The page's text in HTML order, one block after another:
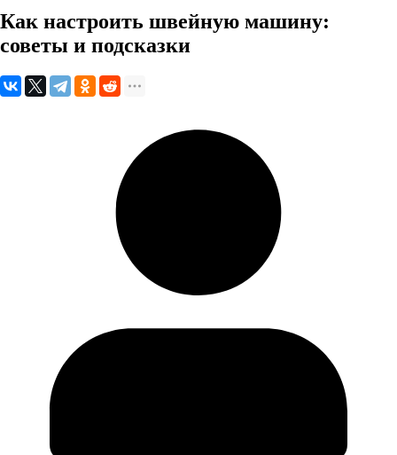
Как настроить швейную машину:
советы и подсказки